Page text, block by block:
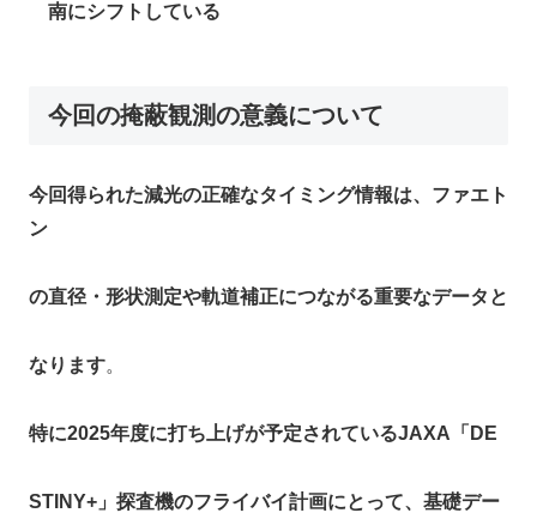
南にシフトしている
今回の掩蔽観測の意義について
今回得られた減光の正確なタイミング情報は、ファエト
ン
の直径・形状測定や軌道補正につながる重要なデータと
なります。​
特に2025年度に打ち上げが予定されているJAXA「DE
STINY+」探査機のフライバイ計画にとって、基礎デー